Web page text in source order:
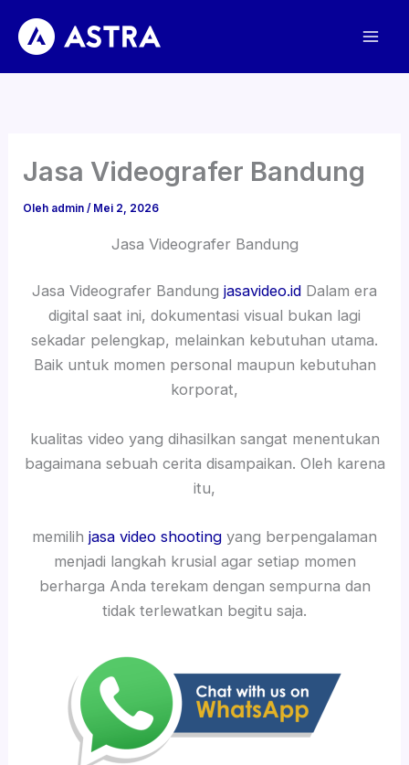
konten
Jasa Videografer Bandung
Oleh admin/ Mei 2, 2026
Jasa Videografer Bandung
Jasa Videografer Bandung jasavideo.id Dalam era
digital saat ini, dokumentasi visual bukan lagi
sekadar pelengkap, melainkan kebutuhan utama.
Baik untuk momen personal maupun kebutuhan
korporat,
kualitas video yang dihasilkan sangat menentukan
bagaimana sebuah cerita disampaikan. Oleh karena
itu,
memilih jasa video shooting yang berpengalaman
menjadi langkah krusial agar setiap momen
berharga Anda terekam dengan sempurna dan
tidak terlewatkan begitu saja.